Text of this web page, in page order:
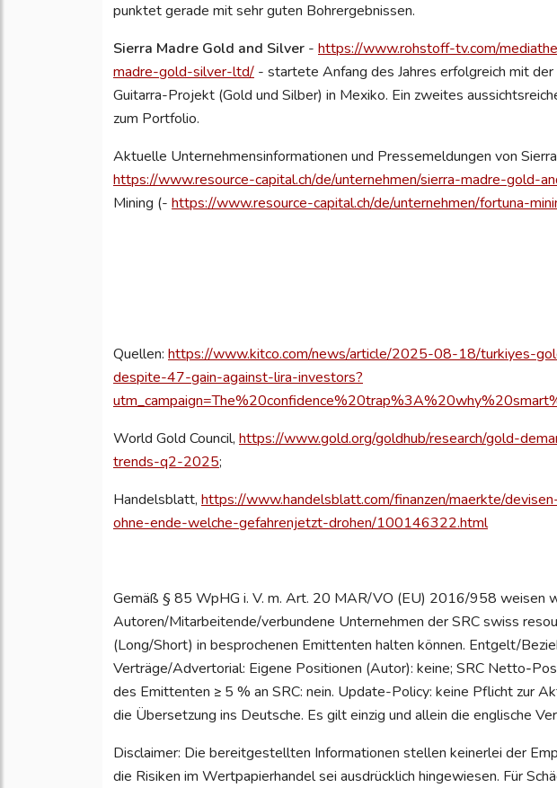
punktet gerade mit sehr guten Bohrergebnissen.
Sierra Madre Gold and Silver - https://www.rohstoff-tv.com/
madre-gold-silver-ltd/ - startete Anfang des Jahres erfolgreich mit
Guitarra-Projekt (Gold und Silber) in Mexiko. Ein zweites
zum Portfolio.
Aktuelle Unternehmensinformationen und Pressemeldungen von
https://www.resource-capital.ch/de/unternehmen/sierra-madre-gold-
Mining (- https://www.resource-capital.ch/de/unternehmen/fortuna-
Quellen: https://www.kitco.com/news/article/2025-08-18/turkiyes-
despite-47-gain-against-lira-investors?
World Gold Council, https://www.gold.org/goldhub/research/gold-
trends-q2-2025;
Handelsblatt, https://www.handelsblatt.com/finanzen/maerkte/
ohne-ende-welche-gefahrenjetzt-drohen/100146322.html
Gemäß § 85 WpHG i. V. m. Art. 20 MAR/VO (EU) 2016/958 weisen
Autoren/Mitarbeitende/verbundene Unternehmen der SRC swiss
(Long/Short) in besprochenen Emittenten halten können. Entgelt/
Verträge/Advertorial: Eigene Positionen (Autor): keine; SRC Netto-
des Emittenten ≥ 5 % an SRC: nein. Update-Policy: keine Pflicht zur
die Übersetzung ins Deutsche. Es gilt einzig und allein die englische
Disclaimer: Die bereitgestellten Informationen stellen keinerlei der
die Risiken im Wertpapierhandel sei ausdrücklich hingewiesen. Für